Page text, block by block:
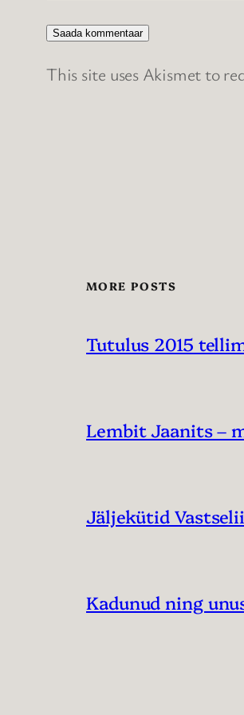
This site uses Akismet to
MORE POSTS
Tutulus 2015
Lembit Jaanits –
Jäljekütid
Kadunud ning